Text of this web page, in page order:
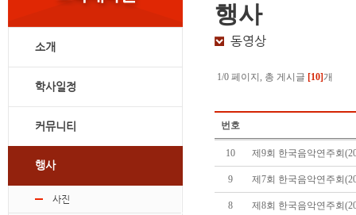
소개
학사일정
커뮤니티
행사
사진
행사
동영상
1/0 페이지, 총 게시글 [10]개
번호
10 제9회 한국음악연주회
9 제7회 한국음악연주회
8 제8회 한국음악연주회